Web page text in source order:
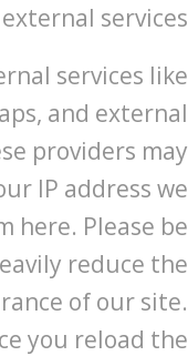
services
services like
and external
providers may
IP address we
here. Please be
reduce the
of our site.
you reload the